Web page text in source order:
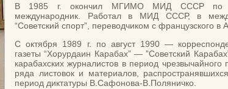
В 1985 г. окончил МГИМО МИД СССР по
международник. Работал в МИД СССР, в
“Советский спорт”, переводчиком с французского в
С октября 1989 г. по август 1990 —
газеты “Хорурдаин Карабах” — ”Советский
карабахских журналистов в период
ряда листовок и материалов,
период диктатуры В.Сафонова-В.Поляничко.